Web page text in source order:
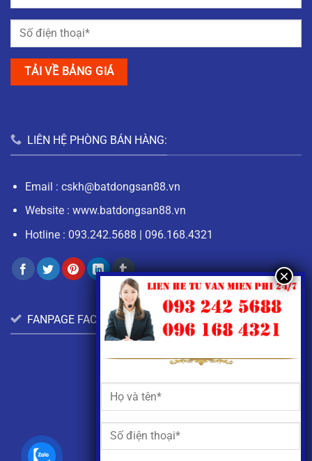
LIÊN HỆ PHÒNG BÁN HÀNG:
Email : cskh@batdongsan88.vn
Website : www.batdongsan88.vn
Hotline : 093.242.5688 | 096.168.4321
FANPAGE FACEBOOK: